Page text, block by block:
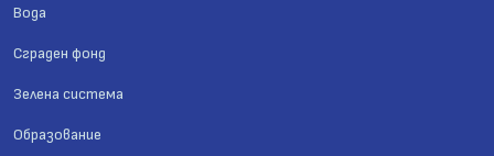
Вода
Сграден фонд
Зелена система
Образование